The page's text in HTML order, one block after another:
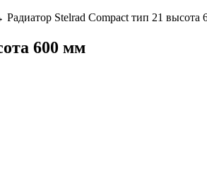
Радиатор Stelrad Compact тип 21 высота
600 мм